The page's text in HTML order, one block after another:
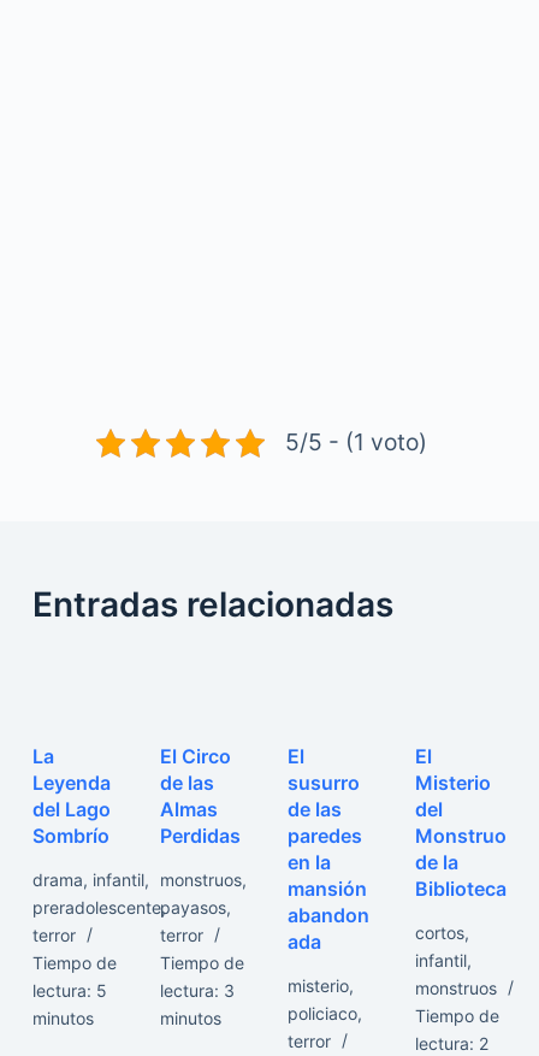
5/5 - (1 voto)
Entradas relacionadas
La
Leyenda
del Lago
Sombrío
drama, infantil,
preradolescente,
terror
Tiempo de
lectura: 5
minutos
El Circo
de las
Almas
Perdidas
monstruos,
payasos,
terror
Tiempo de
lectura: 3
minutos
El
susurro
de las
paredes
en la
mansión
abandon
ada
misterio,
policiaco,
terror
El
Misterio
del
Monstruo
de la
Biblioteca
cortos,
infantil,
monstruos
Tiempo de
lectura: 2